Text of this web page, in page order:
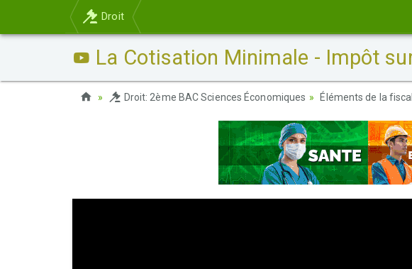
Droit
La Cotisation Minimale - Impôt
Droit: 2ème BAC Sciences Économiques Éléments de la